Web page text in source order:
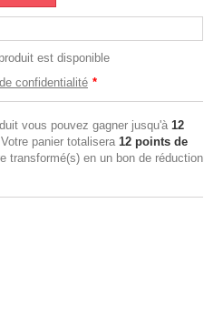
est disponible
confidentialité *
vous pouvez gagner jusqu'à 12
panier totalisera 12 points de
transformé(s) en un bon de réduction